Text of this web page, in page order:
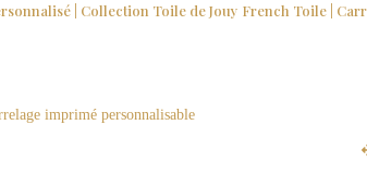
Collection Toile de Jouy French Toile |